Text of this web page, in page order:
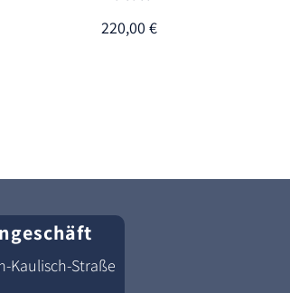
220,00 €
Kaulisch-Straße